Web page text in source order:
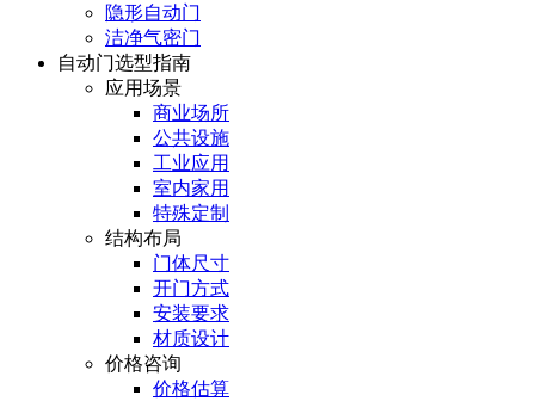
隐形自动门
洁净气密门
自动门选型指南
应用场景
商业场所
公共设施
工业应用
室内家用
特殊定制
结构布局
门体尺寸
开门方式
安装要求
材质设计
价格咨询
价格估算